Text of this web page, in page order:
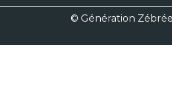
© Génération